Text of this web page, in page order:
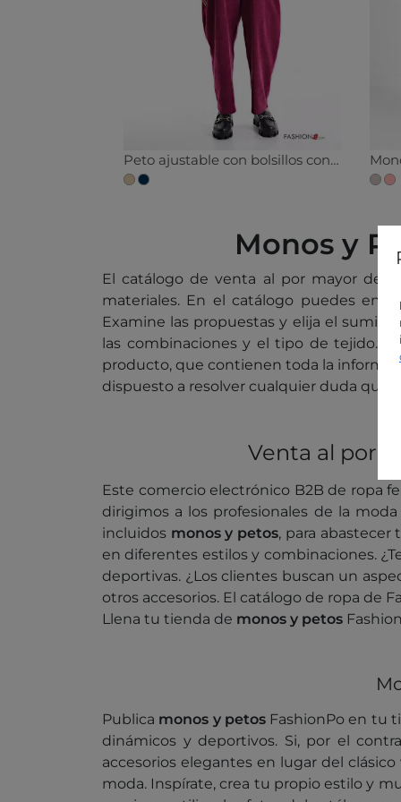
Peto ajustable con bolsillos con camiseta
Monos y
El catálogo de venta al por mayor de
materiales. En el catálogo puedes
Examine las propuestas y elija el
las combinaciones y el tipo de tejido.
producto, que contienen toda la
dispuesto a resolver cualquier duda que
Venta al por
Este comercio electrónico B2B de ropa
dirigimos a los profesionales de la
incluidos monos y petos, para
en diferentes estilos y combinaciones.
deportivas. ¿Los clientes buscan un
otros accesorios. El catálogo de ropa de
Llena tu tienda de monos y petos
Publica monos y petosFashionPo en tu
dinámicos y deportivos. Si, por el
accesorios elegantes en lugar del
moda. Inspírate, crea tu propio estilo y